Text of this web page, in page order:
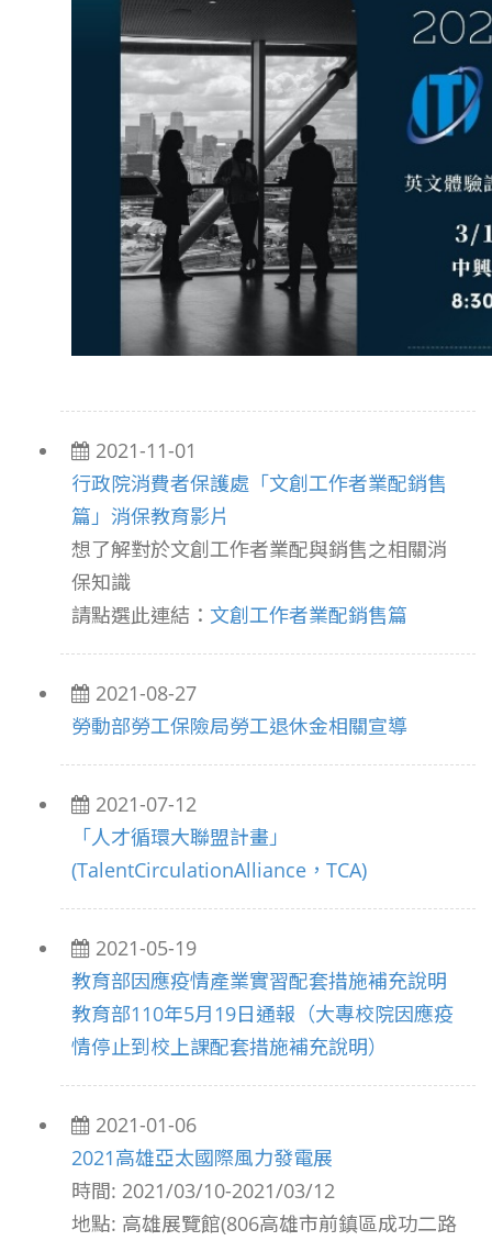
2021-11-01
行政院消費者保護處「文創工作者業配銷售
篇」消保教育影片
想了解對於文創工作者業配與銷售之相關消
保知識
請點選此連結： 文創工作者業配銷售篇
2021-08-27
勞動部勞工保險局勞工退休金相關宣導
2021-07-12
「人才循環大聯盟計畫」
(TalentCirculationAlliance，TCA)
2021-05-19
教育部因應疫情產業實習配套措施補充說明
教育部110年5月19日通報（大專校院因應疫
情停止到校上課配套措施補充說明）
2021-01-06
2021高雄亞太國際風力發電展
時間: 2021/03/10-2021/03/12
地點: 高雄展覽館(806高雄市前鎮區成功二路